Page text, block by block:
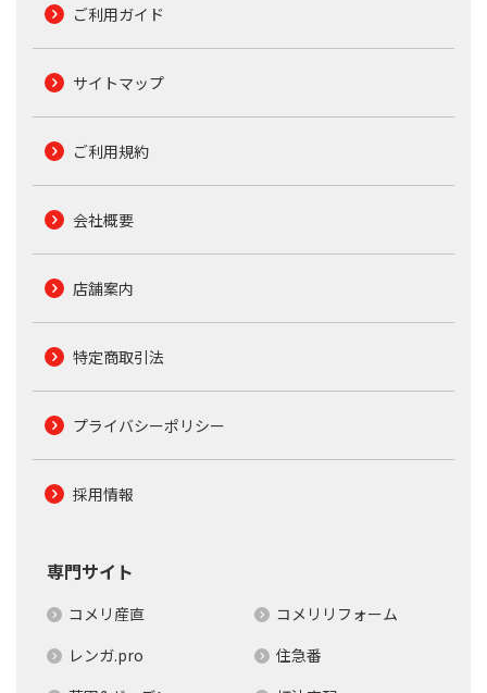
ご利用ガイド
サイトマップ
ご利用規約
会社概要
店舗案内
特定商取引法
プライバシーポリシー
採用情報
専門サイト
コメリ産直
コメリリフォーム
レンガ.pro
住急番